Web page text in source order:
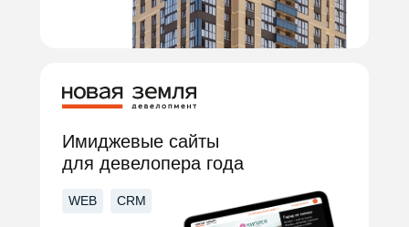
Имиджевые сайты
для девелопера года
WEB CRM